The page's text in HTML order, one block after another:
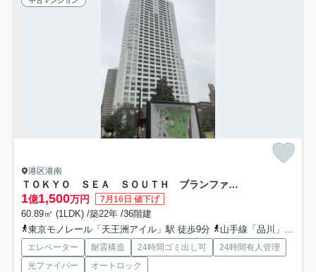
港区港南
ＴＯＫＹＯ ＳＥＡ ＳＯＵＴＨ ブランファーレ
1億1,500万円 7月16日 値下げ
60.89㎡ (1LDK) /築22年 /36階建
東京モノレール「天王洲アイル」駅 徒歩9分
山手線「品川」駅 徒歩12分
エレベーター 耐震構造 24時間ゴミ出し可
24時間有人管理
光ファイバー
オートロック